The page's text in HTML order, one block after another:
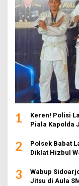
1
Keren! Polisi
Piala Kapolda
2
Polsek Babat
Diklat Hizbul
3
Wabup
Jitsu di Aula